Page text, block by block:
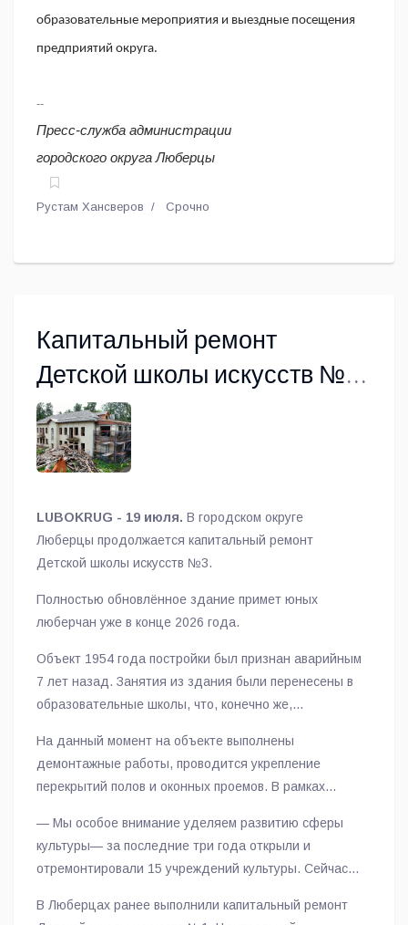
образовательные мероприятия и выездные посещения
предприятий округа.
--
Пресс-служба администрации
городского округа Люберцы
Рустам Хансверов Срочно
Капитальный ремонт
Детской школы искусств № 3
в Люберцах завершат до
конца года
LUBOKRUG - 19 июля. В городском округе
Люберцы продолжается капитальный ремонт
Детской школы искусств №3.
Полностью обновлённое здание примет юных
люберчан уже в конце 2026 года.
Объект 1954 года постройки был признан аварийным
7 лет назад. Занятия из здания были перенесены в
образовательные школы, что, конечно же,
На данный момент на объекте выполнены
демонтажные работы, проводится укрепление
перекрытий полов и оконных проемов. В рамках
обустроят входную группу, заменят инженерные
сети, радиаторы, сантехническое оборудование,
окна и двери. Строители проведут внутреннюю
отделку помещений, кровельные работы, а также
— Мы особое внимание уделяем развитию сферы
культуры— за последние три года открыли и
отремонтировали 15 учреждений культуры. Сейчас
искусств №3 — дать объекту вторую жизнь жители
В Люберцах ранее выполнили капитальный ремонт